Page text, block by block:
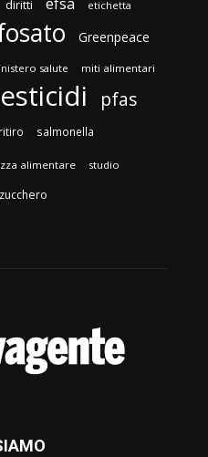
diritti etichetta
Greenpeace
salute miti alimentari
pfas
ritiro salmonella
alimentare studio
zucchero